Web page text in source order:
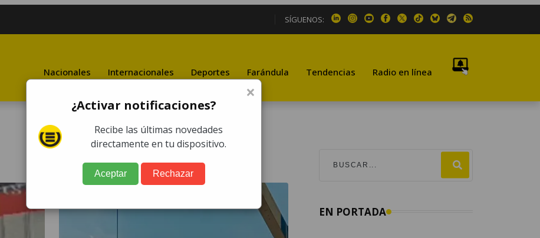
SÍGUENOS:
Nacionales Internacionales Deportes Farándula Tendencias Radio en línea
EN PORTADA
×
¿Activar notificaciones?
Recibe las últimas novedades
directamente en tu dispositivo.
Aceptar Rechazar